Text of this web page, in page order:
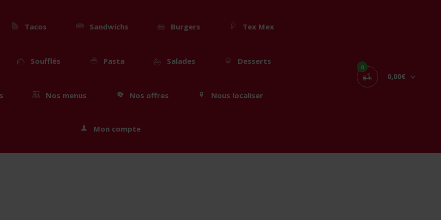
Tacos Sandwichs Burgers Tex Mex
Soufflés Pasta Salades Desserts
Nos menus Nos offres Nous localiser
Mon compte
0,00€
0